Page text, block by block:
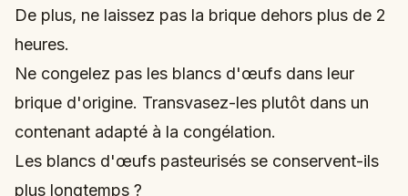
De plus, ne laissez pas la brique dehors plus de 2
heures.
Ne congelez pas les blancs d'œufs dans leur
brique d'origine. Transvasez-les plutôt dans un
contenant adapté à la congélation.
Les blancs d'œufs pasteurisés se conservent-ils
plus longtemps ?